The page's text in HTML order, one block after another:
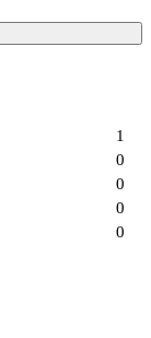
0
0
0
0
1